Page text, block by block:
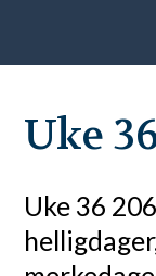
Uke
Uke 36